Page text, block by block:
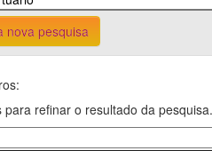
nova pesquisa
para refinar o resultado da pesquisa.